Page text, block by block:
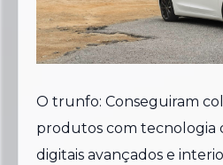
O trunfo: Conseguiram
produtos com tecnologia
digitais avançados e